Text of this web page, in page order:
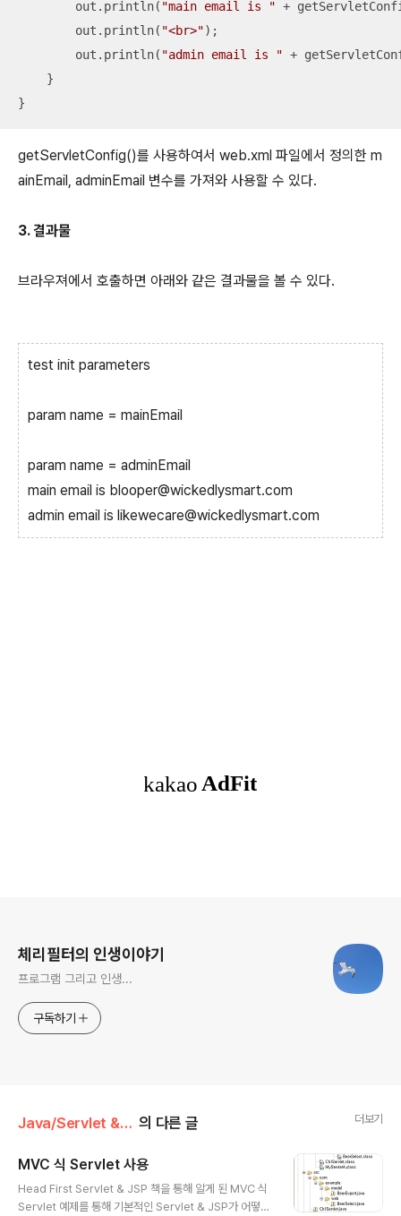
        out.println(
"main email is " +
        out.println(
"<br>");
        out.println(
"admin email is " +
    }
}
getServletConfig()를 사용하여서 web.xml 파일에서 정의한 m
ainEmail, adminEmail 변수를 가져와 사용할 수 있다.
3. 결과물
브라우져에서 호출하면 아래와 같은 결과물을 볼 수 있다.
test init parameters
param name = mainEmail
param name = adminEmail
main email is blooper@wickedlysmart.com
admin email is likewecare@wickedlysmart.com
체리필터의 인생이야기
프로그램 그리고 인생...
구독하기
Java/Servlet & JSP 의 다른 글 더보기
MVC 식 Servlet 사용
Head First Servlet & JSP 책을 통해 알게 된 MVC 식
Servlet 예제를 통해 기본적인 Servlet & JSP가 어떻게